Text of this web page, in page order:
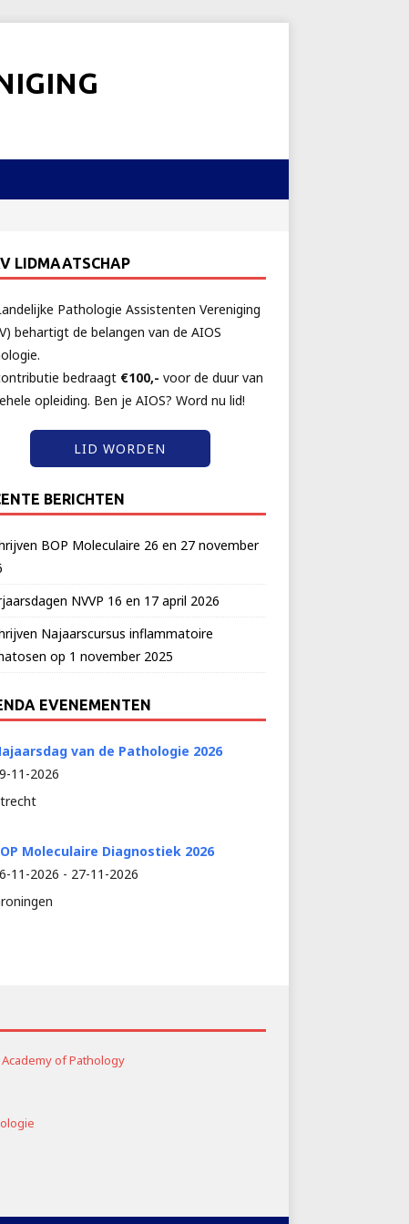
LIDMAATSCHAP
Pathologie Assistenten Vereniging
behartigt de belangen van de AIOS
bedraagt €100,- voor de duur van
opleiding. Ben je AIOS? Word nu lid!
LID WORDEN
BERICHTEN
BOP Moleculaire 26 en 27 november
NVVP 16 en 17 april 2026
Najaarscursus inflammatoire
op 1 november 2025
EVENEMENTEN
van de Pathologie 2026
11-2026
Moleculaire Diagnostiek 2026
11-2026 - 27-11-2026
of Pathology